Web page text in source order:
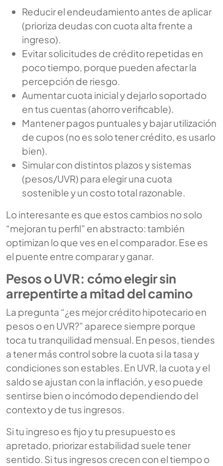
Reducir el endeudamiento antes de aplicar
(prioriza deudas con cuota alta frente a
ingreso).
Evitar solicitudes de crédito repetidas en
poco tiempo, porque pueden afectar la
percepción de riesgo.
Aumentar cuota inicial y dejarlo soportado
en tus cuentas (ahorro verificable).
Mantener pagos puntuales y bajar utilización
de cupos (no es solo tener crédito, es usarlo
bien).
Simular con distintos plazos y sistemas
(pesos/UVR) para elegir una cuota
sostenible y un costo total razonable.
Lo interesante es que estos cambios no solo
“mejoran tu perfil” en abstracto: también
optimizan lo que ves en el comparador. Ese es
el puente entre comparar y ganar.
Pesos o UVR: cómo elegir sin
arrepentirte a mitad del camino
La pregunta “¿es mejor crédito hipotecario en
pesos o en UVR?” aparece siempre porque
toca tu tranquilidad mensual. En pesos, tiendes
a tener más control sobre la cuota si la tasa y
condiciones son estables. En UVR, la cuota y el
saldo se ajustan con la inflación, y eso puede
sentirse bien o incómodo dependiendo del
contexto y de tus ingresos.
Si tu ingreso es fijo y tu presupuesto es
apretado, priorizar estabilidad suele tener
sentido. Si tus ingresos crecen con el tiempo o